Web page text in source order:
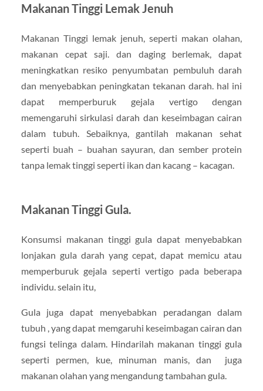
Makanan Tinggi Lemak Jenuh
Makanan Tinggi lemak jenuh, seperti makan olahan,
makanan cepat saji. dan daging berlemak, dapat
meningkatkan resiko penyumbatan pembuluh darah
dan menyebabkan peningkatan tekanan darah. hal ini
dapat memperburuk gejala vertigo dengan
memengaruhi sirkulasi darah dan keseimbagan cairan
dalam tubuh. Sebaiknya, gantilah makanan sehat
seperti buah – buahan sayuran, dan sember protein
tanpa lemak tinggi seperti ikan dan kacang – kacagan.
Makanan Tinggi Gula.
Konsumsi makanan tinggi gula dapat menyebabkan
lonjakan gula darah yang cepat, dapat memicu atau
memperburuk gejala seperti vertigo pada beberapa
individu. selain itu,
Gula juga dapat menyebabkan peradangan dalam
tubuh , yang dapat memgaruhi keseimbagan cairan dan
fungsi telinga dalam. Hindarilah makanan tinggi gula
seperti permen, kue, minuman manis, dan juga
makanan olahan yang mengandung tambahan gula.